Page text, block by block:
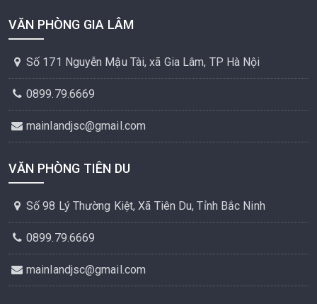
VĂN PHÒNG GIA LÂM
Số 171 Nguyễn Mậu Tài, xã Gia Lâm, TP Hà Nội
0899.79.6669
mainlandjsc@gmail.com
VĂN PHÒNG TIÊN DU
Số 98 Lý Thường Kiệt, Xã Tiên Du, Tỉnh Bắc Ninh
0899.79.6669
mainlandjsc@gmail.com